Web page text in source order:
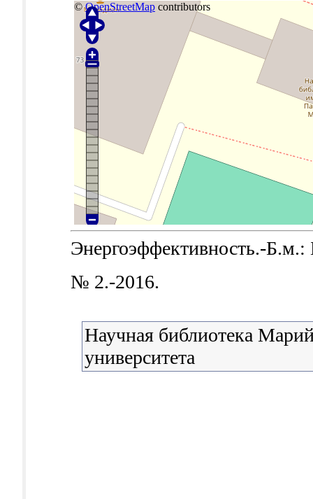
©OpenStreetMap contributors
Энергоэффективность.-Б.м.:
№ 2.-2016.
Научная библиотека
университета